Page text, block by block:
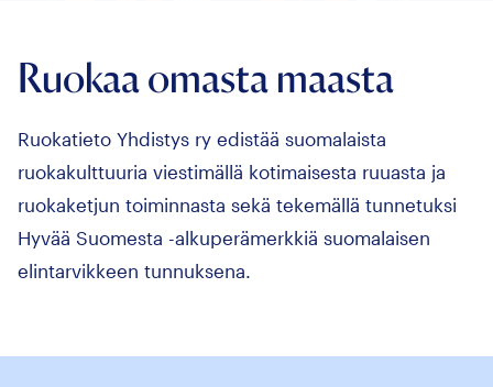
Ruokaa omasta maasta
Ruokatieto Yhdistys ry edistää suomalaista
ruokakulttuuria viestimällä kotimaisesta ruuasta ja
ruokaketjun toiminnasta sekä tekemällä tunnetuksi
Hyvää Suomesta -alkuperämerkkiä suomalaisen
elintarvikkeen tunnuksena.